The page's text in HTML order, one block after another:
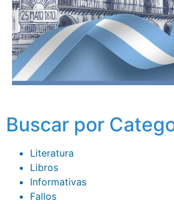
Buscar por
Literatura
Libros
Informativas
Fallos